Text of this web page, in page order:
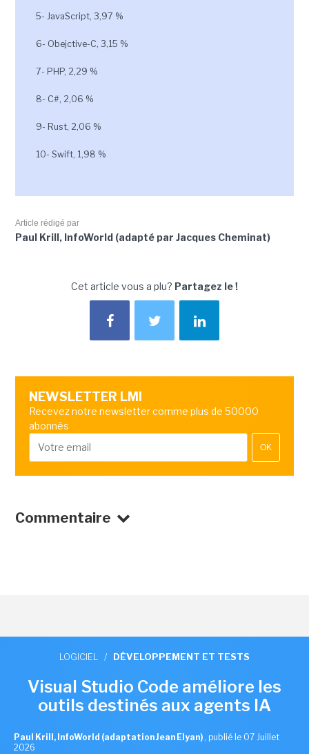
5- JavaScript, 3,97 %
6- Obejctive-C, 3,15 %
7- PHP, 2,29 %
8- C#, 2,06 %
9- Rust, 2,06 %
10- Swift, 1,98 %
Article rédigé par
Paul Krill, InfoWorld (adapté par Jacques Cheminat)
Cet article vous a plu? Partagez le !
NEWSLETTER LMI
Recevez notre newsletter comme plus de 50000
abonnés
OK
Commentaire
LOGICIEL / DÉVELOPPEMENT ET TESTS
Visual Studio Code améliore les
outils destinés aux agents IA
Paul Krill, InfoWorld (adaptation Jean Elyan) , publié le 07 Juillet
2026